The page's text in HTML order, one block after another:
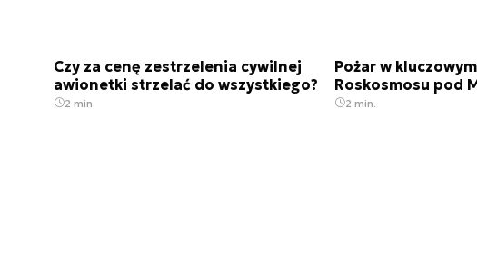
Czy za cenę zestrzelenia cywilnej
awionetki strzelać do wszystkiego?
2 min.
Pożar w
Roskosmosu pod
2 min.